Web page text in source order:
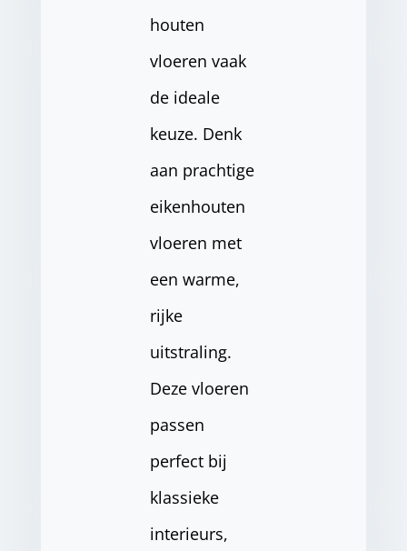
houten
vloeren vaak
de ideale
keuze. Denk
aan prachtige
eikenhouten
vloeren met
een warme,
rijke
uitstraling.
Deze vloeren
passen
perfect bij
klassieke
interieurs,